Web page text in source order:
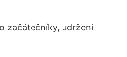
začátečníky, udržení